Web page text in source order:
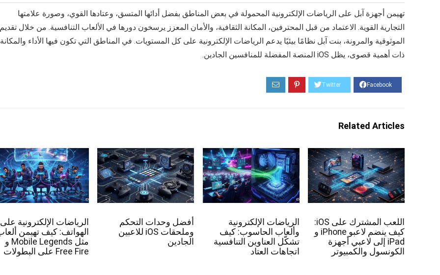
تهيمن أجهزة آبل على الرياضات الإلكترونية المحمولة في بعض المناطق بفضل أدائها المتسق، وعتادها القوي، وصورة علامتها
التجارية القوية. الاعتماد من قبل المحترفين، المكانة الثقافية، والأمان المعزز يرسخون دورها في الألعاب التنافسية. من خلال تقديم
الموثوقية والمرونة، بنت آبل نظامًا بيئيًا يدعم الرياضات الإلكترونية على كل المستويات. في المناطق التي تكون فيها الأداء والمكانة
ذات أهمية قصوى، يظل iOS المنصة المفضلة للمنافسين الجادين.
Related Articles
اللعب المشترك على iOS:
كيف ينضم لاعبو iPhone و
iPad إلى لاعبي أجهزة
الكونسول والكمبيوتر
الرياضات الإلكترونية
وألعاب الحاسوب: كيف
تشكّل العناوين التنافسية
اتجاهات العتاد
أفضل وحدات التحكم
وملحقات iOS للاعبين
الجادين
الرياضات الإلكترونية على
الهواتف: كيف تهيمن
مثل Mobile Legends و
Free Fire على البطولات